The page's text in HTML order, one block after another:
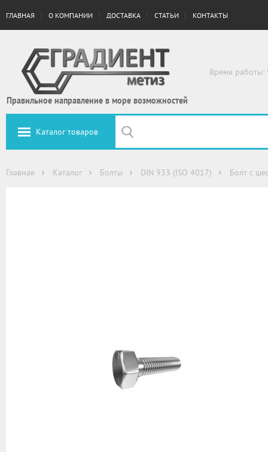
ГЛАВНАЯ О КОМПАНИИ ДОСТАВКА СТАТЬИ КОНТАКТЫ
Правильное направление в море возможностей
Время работы:
Каталог товаров
Главная Каталог Болты DIN 933 (ISO 4017) Болт с